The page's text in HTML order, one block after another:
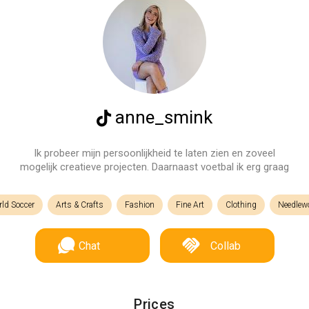
anne_smink
Ik probeer mijn persoonlijkheid te laten zien en zoveel
mogelijk creatieve projecten. Daarnaast voetbal ik erg graag
Soccer Arts & Crafts Fashion Fine Art Clothing
Chat Collab
Prices